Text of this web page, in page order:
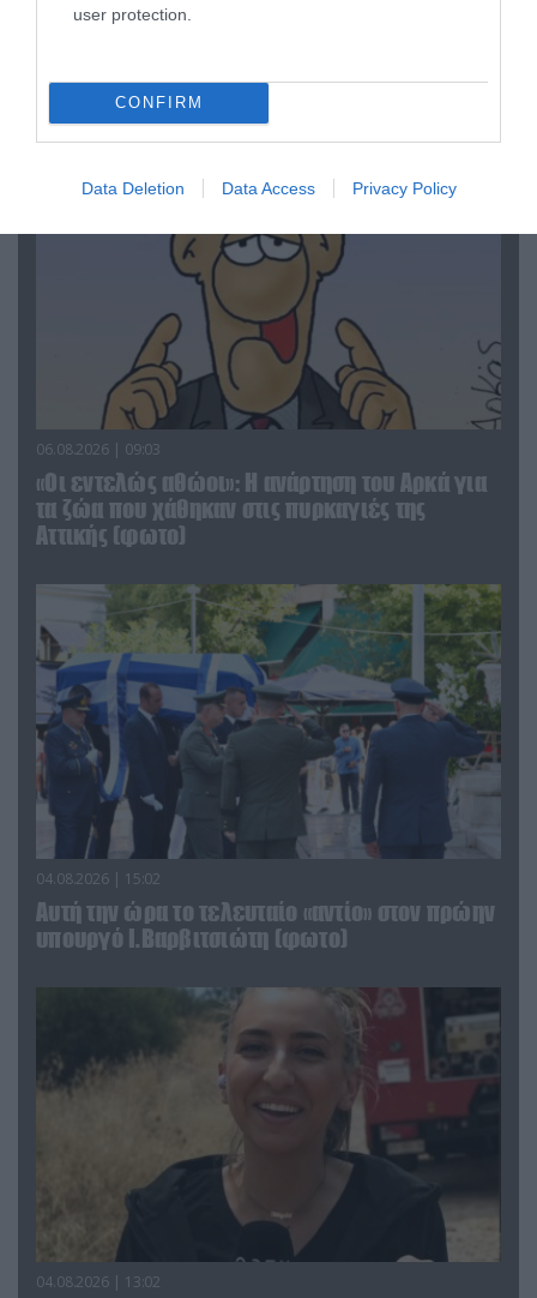
user protection.
CONFIRM
Data Deletion Data Access Privacy Policy
06.08.2026 | 14:02
Αθήνα: Απομακρύνθηκαν παράνομα
αντικείμενα από κοινόχρηστους χώρους
06.08.2026 | 09:03
«Οι εντελώς αθώοι»: Η ανάρτηση του Αρκά για
τα ζώα που χάθηκαν στις πυρκαγιές της
Αττικής (φωτο)
04.08.2026 | 15:02
Αυτή την ώρα το τελευταίο «αντίο» στον πρώην
υπουργό Ι.Βαρβιτσιώτη (φωτο)
04.08.2026 | 13:02